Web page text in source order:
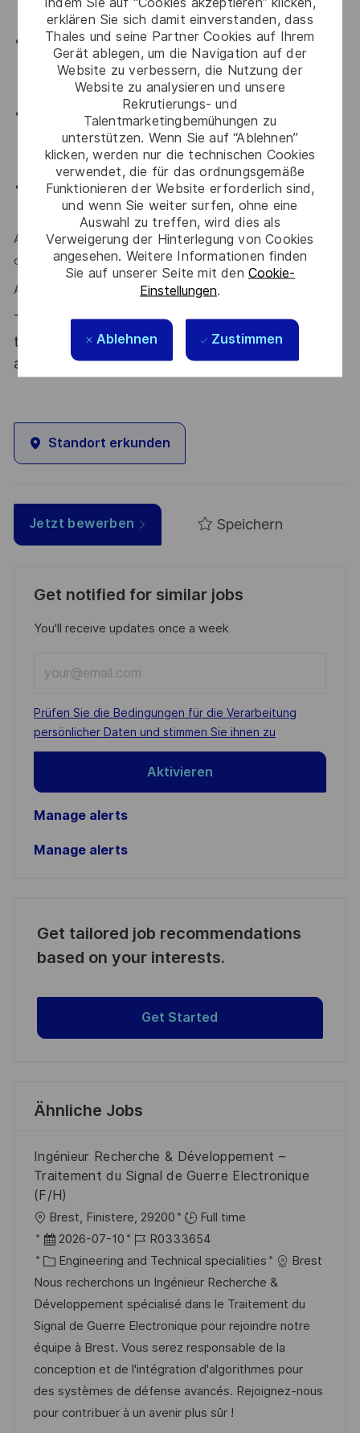
erklären Sie sich damit einverstanden, dass
Thales und seine Partner Cookies auf Ihrem
Gerät ablegen, um die Navigation auf der
Website zu verbessern, die Nutzung der
Website zu analysieren und unsere
Rekrutierungs- und
Talentmarketingbemühungen zu
unterstützen. Wenn Sie auf “Ablehnen”
klicken, werden nur die technischen Cookies
verwendet, die für das ordnungsgemäße
Funktionieren der Website erforderlich sind,
und wenn Sie weiter surfen, ohne eine
Auswahl zu treffen, wird dies als
Verweigerung der Hinterlegung von Cookies
angesehen. Weitere Informationen finden
Sie auf unserer Seite mit den Cookie-
Einstellungen.
Ablehnen Zustimmen
NOGO, Tests cartes, Déverminage, Acceptation),
une bonne connaissance des bus de communications
(ex : RS422, Ethernet, I2C, bus avioniques A429, 1153B,
vous avez déjà travaillé en développement ou
conception de produits et cartes complexes, ou des
moyens de test hardware associés,
vous savez évoluer dans un contexte international
(anglais oral et écrit).
Autonomie, polyvalence, esprit d'équipe, curiosité, bonne
communication sont des atouts que l'on vous reconnait ?
Alors ce poste est fait pour vous !
Thales, entreprise Handi-Engagée, reconnait
tous les talents. La diversité est notre meilleur
atout. Postulez et rejoignez nous !
Standort erkunden
Jetzt bewerben Speichern
Get notified for similar jobs
You'll receive updates once a week
Email
address
(Required)
Required
Prüfen Sie die Bedingungen für die Verarbeitung
persönlicher Daten und stimmen Sie ihnen zu
Aktivieren
Manage alerts
Manage alerts
Get tailored job recommendations
based on your interests.
Get Started
Ähnliche Jobs
Ingénieur Recherche & Développement –
Traitement du Signal de Guerre Electronique
(F/H)
O
r
t
Brest, Finistere, 29200
Full time
D
a
t
u
m
d
e
r
V
2026-07-10
J
o
b
-
I
D
R0333654
K
a
t
e
g
o
r
i
Engineering and Technical specialities
Brest
Nous recherchons un Ingénieur Recherche &
Développement spécialisé dans le Traitement du
Signal de Guerre Electronique pour rejoindre notre
équipe à Brest. Vous serez responsable de la
conception et de l'intégration d'algorithmes pour
des systèmes de défense avancés. Rejoignez-nous
pour contribuer à un avenir plus sûr !